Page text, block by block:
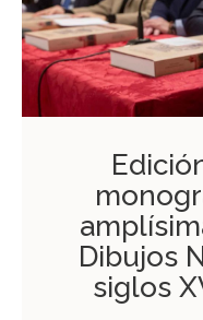
Dibujos
siglos